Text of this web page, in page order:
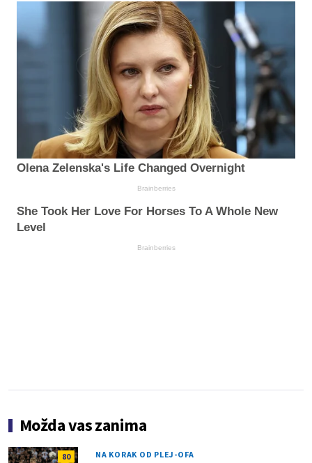
Olena Zelenska's Life Changed Overnight
Brainberries
She Took Her Love For Horses To A Whole New
Level
Brainberries
Možda vas zanima
80 NA KORAK OD PLEJ-OFA